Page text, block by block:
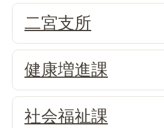
二宮支所
健康増進課
社会福祉課